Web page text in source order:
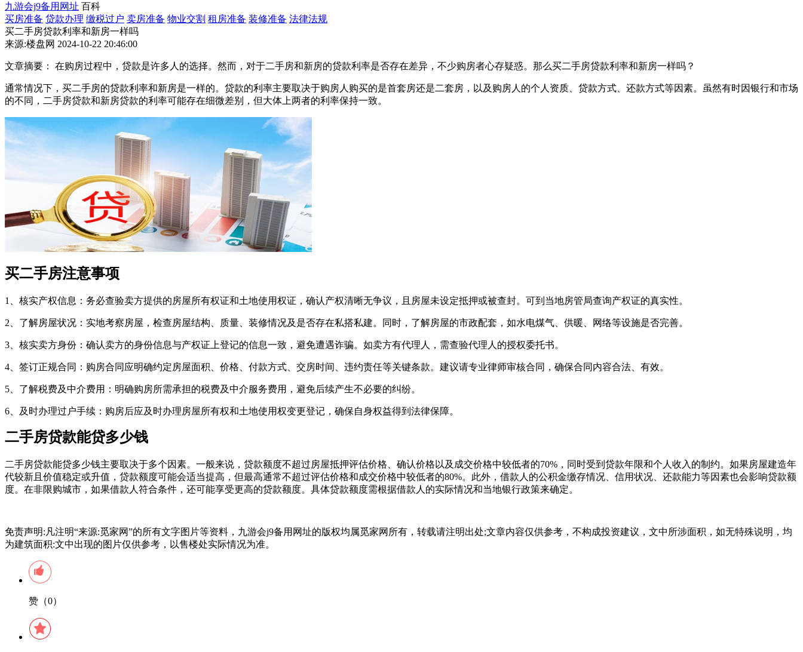
九游会j9备用网址 百科
买房准备 贷款办理 缴税过户 卖房准备 物业交割 租房准备 装修准备 法律法规
买二手房贷款利率和新房一样吗
来源:楼盘网 2024-10-22 20:46:00
文章摘要： 在购房过程中，贷款是许多人的选择。然而，对于二手房和新房的贷款利率是否存在差异，不少购房者心存疑惑。那么买二手房贷款利率和新房一样吗？
通常情况下，买二手房的贷款利率和新房是一样的。贷款的利率主要取决于购房人购买的是首套房还是二套房，以及购房人的个人资质、贷款方式、还款方式等因素。虽然有时因银行和市场
的不同，二手房贷款和新房贷款的利率可能存在细微差别，但大体上两者的利率保持一致。
买二手房注意事项
1、核实产权信息：务必查验卖方提供的房屋所有权证和土地使用权证，确认产权清晰无争议，且房屋未设定抵押或被查封。可到当地房管局查询产权证的真实性。
2、了解房屋状况：实地考察房屋，检查房屋结构、质量、装修情况及是否存在私搭私建。同时，了解房屋的市政配套，如水电煤气、供暖、网络等设施是否完善。
3、核实卖方身份：确认卖方的身份信息与产权证上登记的信息一致，避免遭遇诈骗。如卖方有代理人，需查验代理人的授权委托书。
4、签订正规合同：购房合同应明确约定房屋面积、价格、付款方式、交房时间、违约责任等关键条款。建议请专业律师审核合同，确保合同内容合法、有效。
5、了解税费及中介费用：明确购房所需承担的税费及中介服务费用，避免后续产生不必要的纠纷。
6、及时办理过户手续：购房后应及时办理房屋所有权和土地使用权变更登记，确保自身权益得到法律保障。
二手房贷款能贷多少钱
二手房贷款能贷多少钱主要取决于多个因素。一般来说，贷款额度不超过房屋抵押评估价格、确认价格以及成交价格中较低者的70%，同时受到贷款年限和个人收入的制约。如果房屋建造年
代较新且价值稳定或升值，贷款额度可能会适当提高，但最高通常不超过评估价格和成交价格中较低者的80%。此外，借款人的公积金缴存情况、信用状况、还款能力等因素也会影响贷款额
度。在非限购城市，如果借款人符合条件，还可能享受更高的贷款额度。具体贷款额度需根据借款人的实际情况和当地银行政策来确定。
免责声明:凡注明“来源:觅家网”的所有文字图片等资料，九游会j9备用网址的版权均属觅家网所有，转载请注明出处;文章内容仅供参考，不构成投资建议，文中所涉面积，如无特殊说明，均
为建筑面积:文中出现的图片仅供参考，以售楼处实际情况为准。
赞（0）